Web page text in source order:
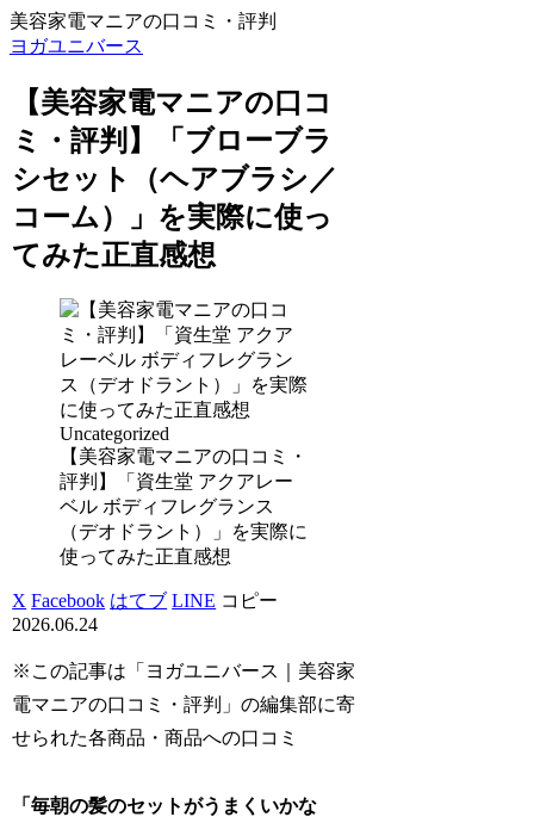
美容家電マニアの口コミ・評判
ヨガユニバース
【美容家電マニアの口コ
ミ・評判】「ブローブラ
シセット（ヘアブラシ／
コーム）」を実際に使っ
てみた正直感想
Uncategorized
【美容家電マニアの口コミ・
評判】「資生堂 アクアレー
ベル ボディフレグランス
（デオドラント）」を実際に
使ってみた正直感想
X Facebook はてブ LINE コピー
2026.06.24
※この記事は「ヨガユニバース｜美容家
電マニアの口コミ・評判」の編集部に寄
せられた各商品・商品への口コミ
「毎朝の髪のセットがうまくいかな